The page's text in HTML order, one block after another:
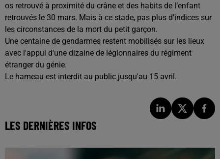
os retrouvé à proximité du crâne et des habits de l’enfant
retrouvés le 30 mars. Mais à ce stade, pas plus d’indices sur
les circonstances de la mort du petit garçon.
Une centaine de gendarmes restent mobilisés sur les lieux
avec l'appui d'une dizaine de légionnaires du régiment
étranger du génie.
Le hameau est interdit au public jusqu'au 15 avril.
LES DERNIÈRES INFOS